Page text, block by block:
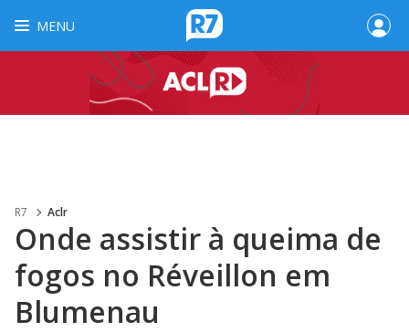
MENU
R7 Aclr
Onde assistir à queima de
fogos no Réveillon em
Blumenau